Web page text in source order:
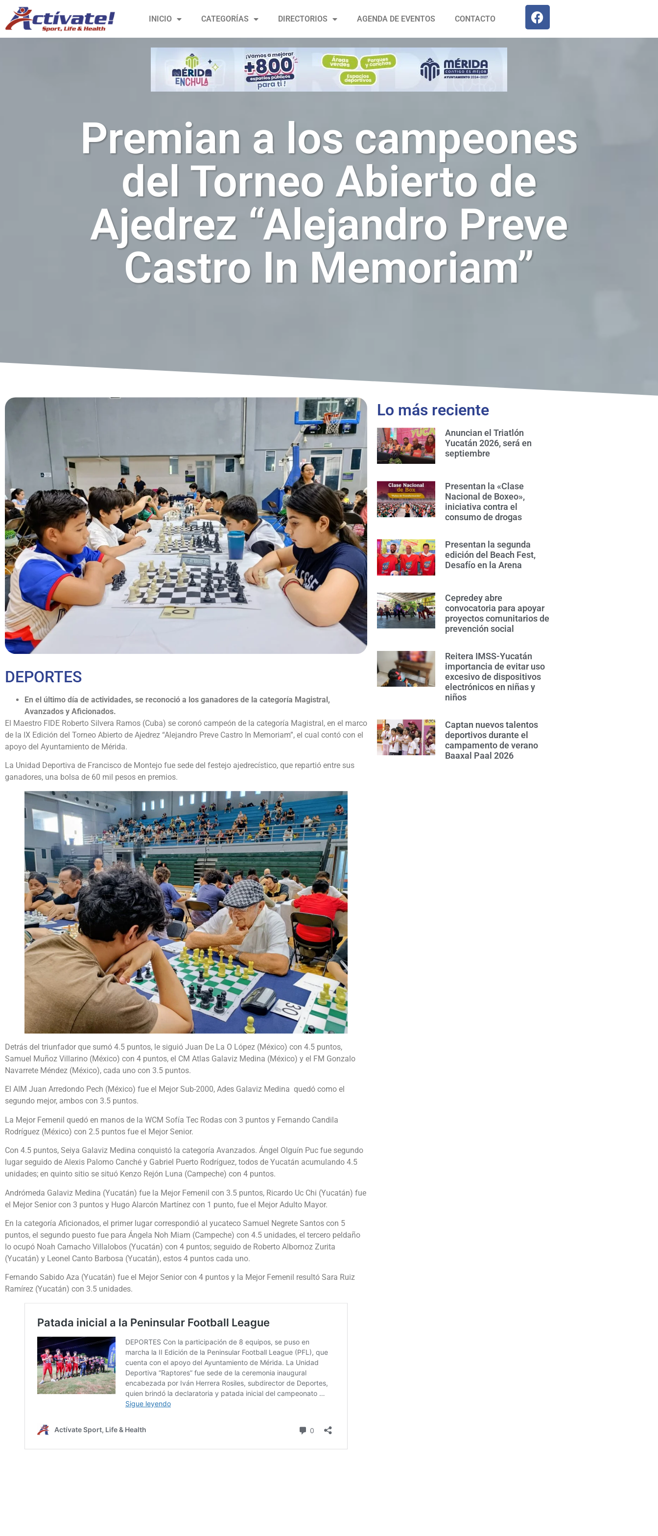
INICIO CATEGORÍAS DIRECTORIOS AGENDA DE EVENTOS CONTACTO
Premian a los campeones
del Torneo Abierto de
Ajedrez “Alejandro Preve
Castro In Memoriam”
DEPORTES
En el último día de actividades, se reconoció a los ganadores de la categoría Magistral,
Avanzados y Aficionados.
El Maestro FIDE Roberto Silvera Ramos (Cuba) se coronó campeón de la categoría Magistral, en el marco
de la IX Edición del Torneo Abierto de Ajedrez “Alejandro Preve Castro In Memoriam”, el cual contó con el
apoyo del Ayuntamiento de Mérida.
La Unidad Deportiva de Francisco de Montejo fue sede del festejo ajedrecístico, que repartió entre sus
ganadores, una bolsa de 60 mil pesos en premios.
Detrás del triunfador que sumó 4.5 puntos, le siguió Juan De La O López (México) con 4.5 puntos,
Samuel Muñoz Villarino (México) con 4 puntos, el CM Atlas Galaviz Medina (México) y el FM Gonzalo
Navarrete Méndez (México), cada uno con 3.5 puntos.
El AIM Juan Arredondo Pech (México) fue el Mejor Sub-2000, Ades Galaviz Medina quedó como el
segundo mejor, ambos con 3.5 puntos.
La Mejor Femenil quedó en manos de la WCM Sofía Tec Rodas con 3 puntos y Fernando Candila
Rodríguez (México) con 2.5 puntos fue el Mejor Senior.
Con 4.5 puntos, Seiya Galaviz Medina conquistó la categoría Avanzados. Ángel Olguín Puc fue segundo
lugar seguido de Alexis Palomo Canché y Gabriel Puerto Rodríguez, todos de Yucatán acumulando 4.5
unidades; en quinto sitio se situó Kenzo Rejón Luna (Campeche) con 4 puntos.
Andrómeda Galaviz Medina (Yucatán) fue la Mejor Femenil con 3.5 puntos, Ricardo Uc Chi (Yucatán) fue
el Mejor Senior con 3 puntos y Hugo Alarcón Martínez con 1 punto, fue el Mejor Adulto Mayor.
En la categoría Aficionados, el primer lugar correspondió al yucateco Samuel Negrete Santos con 5
puntos, el segundo puesto fue para Ángela Noh Miam (Campeche) con 4.5 unidades, el tercero peldaño
lo ocupó Noah Camacho Villalobos (Yucatán) con 4 puntos; seguido de Roberto Albornoz Zurita
(Yucatán) y Leonel Canto Barbosa (Yucatán), estos 4 puntos cada uno.
Fernando Sabido Aza (Yucatán) fue el Mejor Senior con 4 puntos y la Mejor Femenil resultó Sara Ruiz
Ramírez (Yucatán) con 3.5 unidades.
Lo más reciente
Anuncian el Triatlón
Yucatán 2026, será en
septiembre
Presentan la «Clase
Nacional de Boxeo»,
iniciativa contra el
consumo de drogas
Presentan la segunda
edición del Beach Fest,
Desafío en la Arena
Cepredey abre
convocatoria para apoyar
proyectos comunitarios de
prevención social
Reitera IMSS-Yucatán
importancia de evitar uso
excesivo de dispositivos
electrónicos en niñas y
niños
Captan nuevos talentos
deportivos durante el
campamento de verano
Baaxal Paal 2026